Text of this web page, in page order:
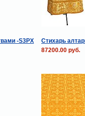
-S3PX Стихарь
87200.00 руб.